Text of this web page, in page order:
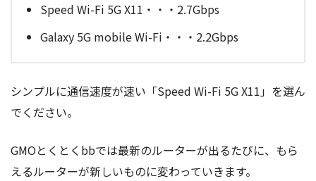
Speed Wi-Fi 5G X11・・・2.7Gbps
Galaxy 5G mobile Wi-Fi・・・2.2Gbps
シンプルに通信速度が速い「Speed Wi-Fi 5G X11」を選ん
でください。
GMOとくとくbbでは最新のルーターが出るたびに、もら
えるルーターが新しいものに変わっていきます。